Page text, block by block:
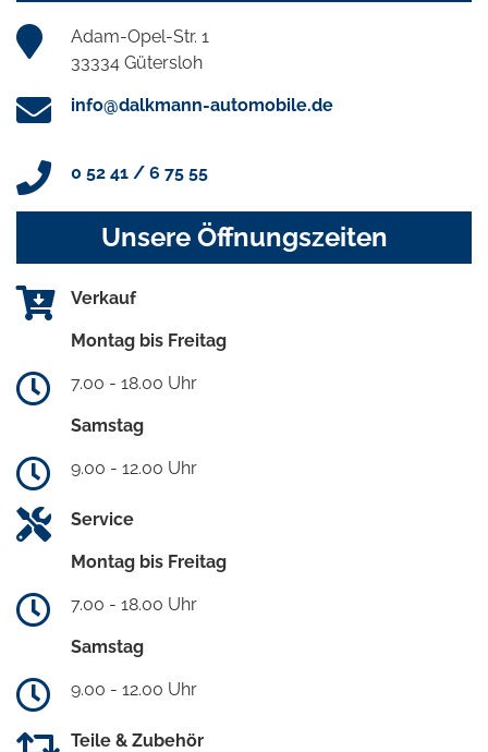
Adam-Opel-Str. 1
33334 Gütersloh
info@dalkmann-automobile.de
0 52 41 / 6 75 55
Unsere Öffnungszeiten
Verkauf
Montag bis Freitag
7.00 - 18.00 Uhr
Samstag
9.00 - 12.00 Uhr
Service
Montag bis Freitag
7.00 - 18.00 Uhr
Samstag
9.00 - 12.00 Uhr
Teile & Zubehör